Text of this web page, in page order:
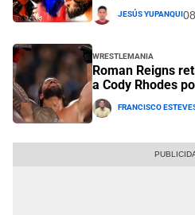
Jesús Yupanqui
Wrestlemania
Roman Reigns
a Cody Rhodes
Francisco